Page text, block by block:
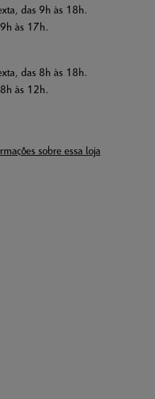
das 9h às 18h.
às 17h.
das 8h às 18h.
às 12h.
sobre essa loja